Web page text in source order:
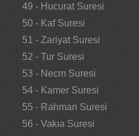
49 - Hucurat Suresi
50 - Kaf Suresi
51 - Zariyat Suresi
52 - Tur Suresi
53 - Necm Suresi
54 - Kamer Suresi
55 - Rahman Suresi
56 - Vakıa Suresi